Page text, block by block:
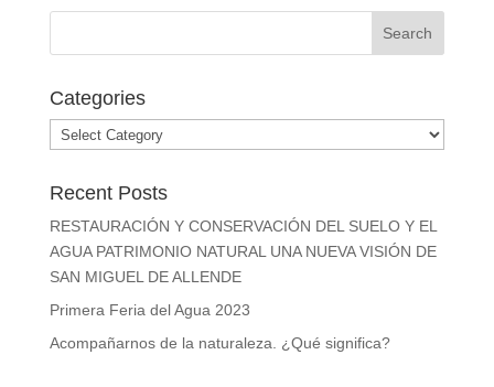
Categories
Categories
Recent Posts
RESTAURACIÓN Y CONSERVACIÓN DEL SUELO Y EL
AGUA PATRIMONIO NATURAL UNA NUEVA VISIÓN DE
SAN MIGUEL DE ALLENDE
Primera Feria del Agua 2023
Acompañarnos de la naturaleza. ¿Qué significa?